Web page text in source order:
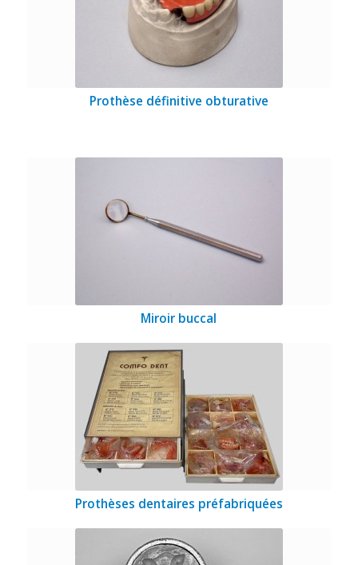
Prothèse définitive obturative
Miroir buccal
Prothèses dentaires préfabriquées